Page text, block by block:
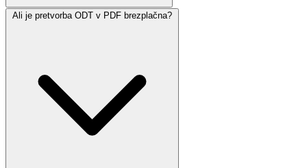
Ali je pretvorba ODT v PDF brezplačna?